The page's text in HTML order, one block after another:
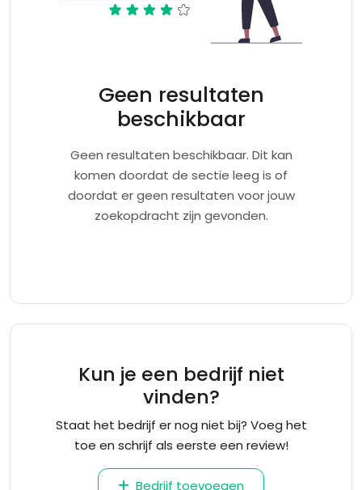
Geen resultaten
beschikbaar
Geen resultaten beschikbaar. Dit kan
komen doordat de sectie leeg is of
doordat er geen resultaten voor jouw
zoekopdracht zijn gevonden.
Kun je een bedrijf niet
vinden?
Staat het bedrijf er nog niet bij? Voeg het
toe en schrijf als eerste een review!
Bedrijf toevoegen